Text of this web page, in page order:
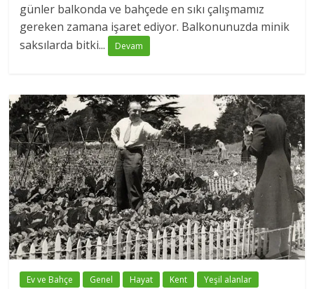
günler balkonda ve bahçede en sıkı çalışmamız
gereken zamana işaret ediyor. Balkonunuzda minik
saksılarda bitki...
Devam
Ev ve Bahçe Genel Hayat Kent Yeşil alanlar